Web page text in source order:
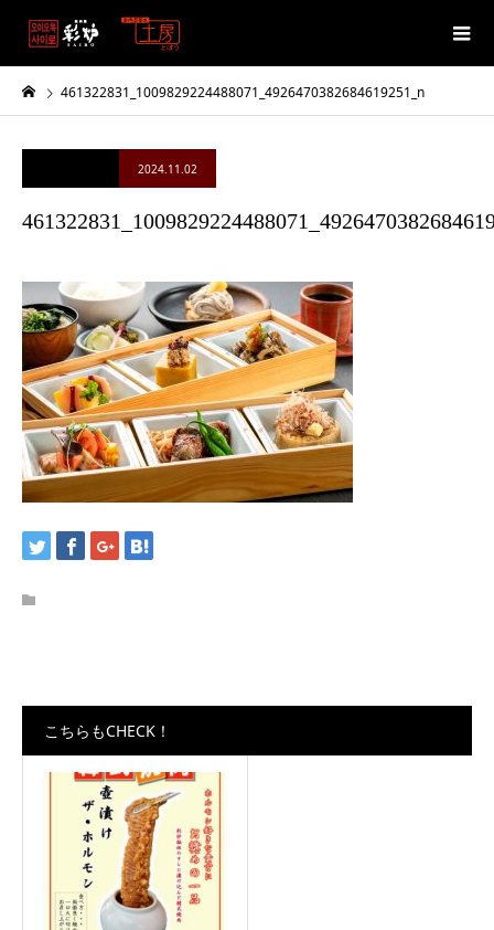
461322831_1009829224488071_4926470382684619251_n
2024.11.02
こちらもCHECK！